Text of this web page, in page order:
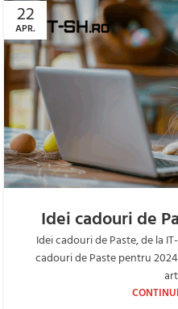
22
APR.
Idei cadouri de
Idei cadouri de Paste, de la
cadouri de Paste pentru